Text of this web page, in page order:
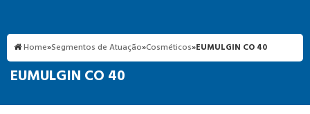
Home»Segmentos de Atuação»Cosméticos»EUMULGIN CO 40
EUMULGIN CO 40